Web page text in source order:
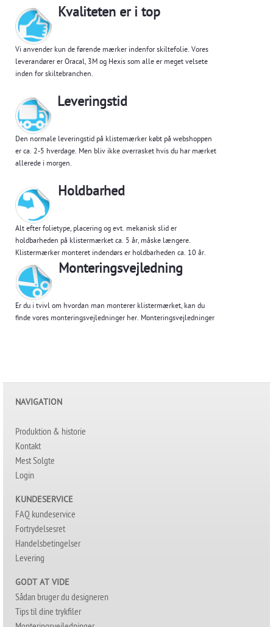
Kvaliteten er i top
Vi anvender kun de førende mærker indenfor skiltefolie. Vores
leverandører er Oracal, 3M og Hexis som alle er meget velsete
inden for skiltebranchen.
Leveringstid
Den normale leveringstid på klistemærker købt på webshoppen
er ca. 2-5 hverdage. Men bliv ikke overrasket hvis du har mærket
allerede i morgen.
Holdbarhed
Alt efter folietype, placering og evt. mekanisk slid er
holdbarheden på klistermærket ca. 5 år, måske længere.
Klistermærker monteret indendørs er holdbarheden ca. 10 år.
Monteringsvejledning
Er du i tvivl om hvordan man monterer klistermærket, kan du
finde vores monteringsvejledninger her. Monteringsvejledninger
NAVIGATION
Produktion & historie
Kontakt
Mest Solgte
Login
KUNDESERVICE
FAQ kundeservice
Fortrydelsesret
Handelsbetingelser
Levering
GODT AT VIDE
Sådan bruger du designeren
Tips til dine trykfiler